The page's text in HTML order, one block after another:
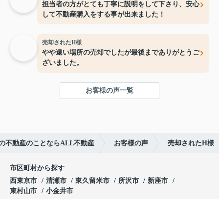
担当者の方がとても丁寧に説明をして下さり、安心
して不動産購入をする事が出来ました！
売却されたH様
やや遠い場所の売却でしたが最後までありがとうご
ざいました。
お客様の声一覧
不動産のことならALL不動産 お客様の声 売却されたH様
市区町村から探す
西東京市
清瀬市 東久留米市 所沢市
新座市
東村山市
小金井市